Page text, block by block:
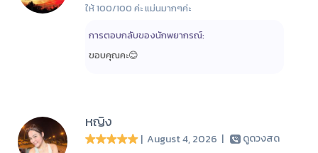
ให้ 100/100 ค่ะ แม่นมากๆค่ะ
การตอบกลับของนักพยากรณ์:
ขอบคุณคะ😊
หญิง
| August 4, 2026 | ดูดวงสด